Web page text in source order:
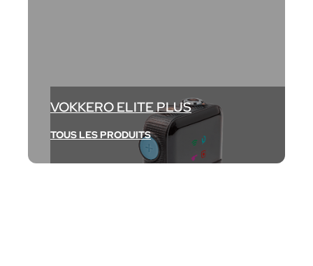
VOKKERO ELITE PLUS
TOUS LES PRODUITS